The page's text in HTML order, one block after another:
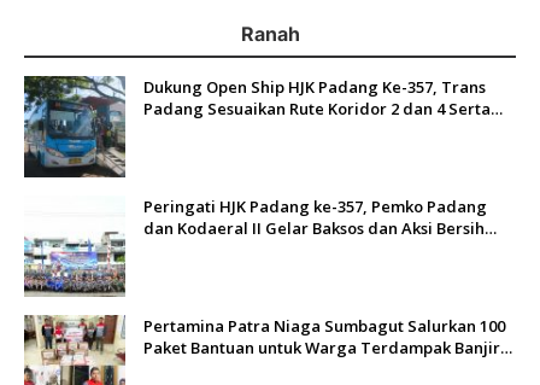
Ranah
Dukung Open Ship HJK Padang Ke-357, Trans
Padang Sesuaikan Rute Koridor 2 dan 4 Serta
Peringati HJK Padang ke-357, Pemko Padang
dan Kodaeral II Gelar Baksos dan Aksi Bersih
Pertamina Patra Niaga Sumbagut Salurkan 100
Paket Bantuan untuk Warga Terdampak Banjir